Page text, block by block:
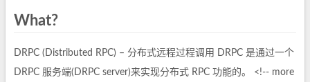
What?
DRPC (Distributed RPC) – 分布式远程过程调用 DRPC 是通过一个
DRPC 服务端(DRPC server)来实现分布式 RPC 功能的。 <!-- more